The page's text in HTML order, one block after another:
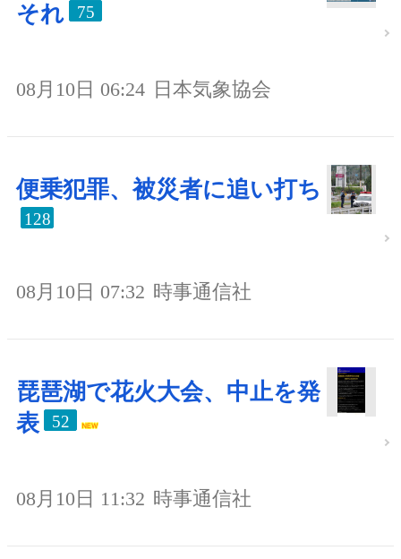
それ
75
08月10日 06:24 日本気象協会
便乗犯罪、被災者に追い打ち
128
08月10日 07:32 時事通信社
琵琶湖で花火大会、中止を発
表
52
08月10日 11:32 時事通信社